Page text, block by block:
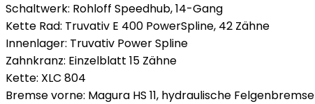
Schaltwerk: Rohloff Speedhub, 14-Gang
Kette Rad: Truvativ E 400 PowerSpline, 42 Zähne
Innenlager: Truvativ Power Spline
Zahnkranz: Einzelblatt 15 Zähne
Kette: XLC 804
Bremse vorne: Magura HS 11, hydraulische Felgenbremse